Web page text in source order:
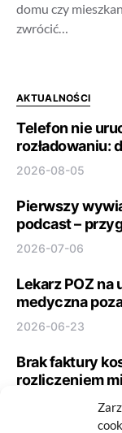
domu czy
zwrócić…
AKTUALNOŚCI
Telefon nie
rozładowaniu:
2026-08-05
Pierwszy
podcast –
2026-07-06
Lekarz POZ na
medyczna
2026-06-23
Brak faktury
rozliczeniem